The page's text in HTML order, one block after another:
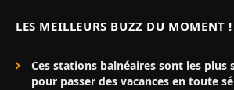
LES MEILLEURS BUZZ DU MOMENT !
Ces stations balnéaires sont les plus
pour passer des vacances en toute